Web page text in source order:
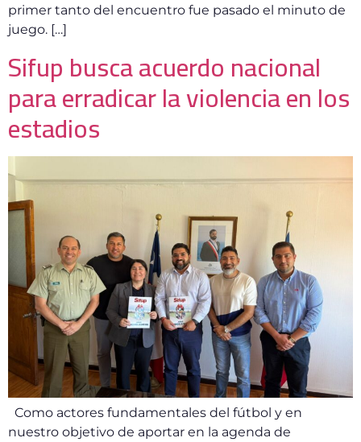
primer tanto del encuentro fue pasado el minuto de
juego. […]
Sifup busca acuerdo nacional
para erradicar la violencia en los
estadios
Como actores fundamentales del fútbol y en
nuestro objetivo de aportar en la agenda de